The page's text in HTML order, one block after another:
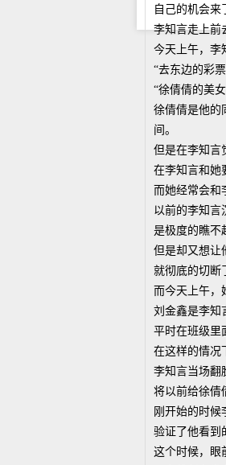
自己的机会来
李知言走上前
今天上午，李
“去东边的彩
“徐倩倩的美
徐倩倩是他的
间。
但是在李知言
在李知言和她
而她经常会和
以前的李知言
是极度的瞧不
但是却又想让
就彻底的切断
而今天上午，
刘金鑫是李知
平时在班级里
在这样的情况
李知言当场翻
将以前给徐倩
刚开始的时候
验证了他看到
这个时候，眼